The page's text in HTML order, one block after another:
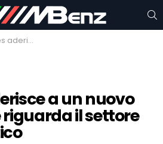
il settore automobilistico
a un nuovo
il settore